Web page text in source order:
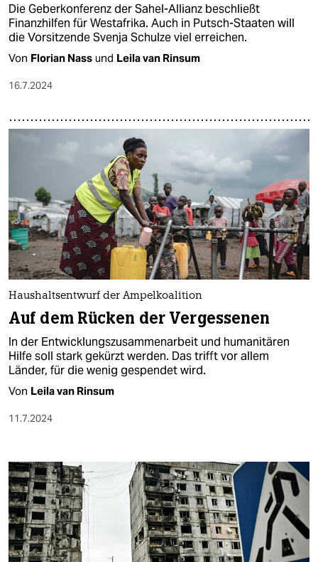
Die Geberkonferenz der Sahel-Allianz beschließt
Finanzhilfen für Westafrika. Auch in Putsch-Staaten will
die Vorsitzende Svenja Schulze viel erreichen.
Von Florian Nass und Leila van Rinsum
16.7.2024
Haushaltsentwurf der Ampelkoalition
Auf dem Rücken der Vergessenen
In der Entwicklungszusammenarbeit und humanitären
Hilfe soll stark gekürzt werden. Das trifft vor allem
Länder, für die wenig gespendet wird.
Von Leila van Rinsum
11.7.2024